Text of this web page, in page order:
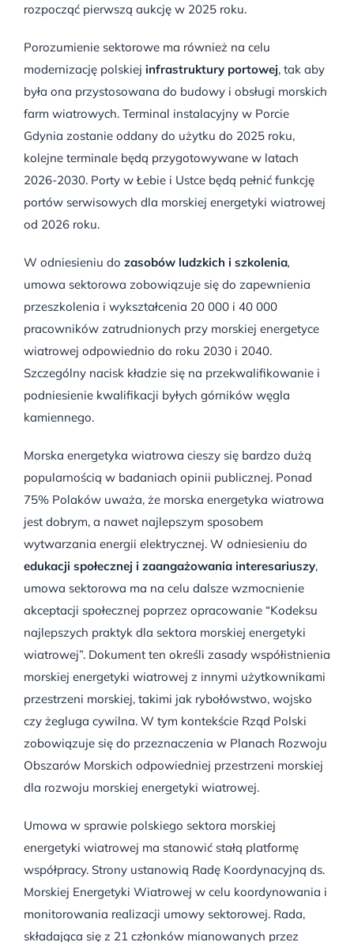
rozpocząć pierwszą aukcję w 2025 roku.
Porozumienie sektorowe ma również na celu
modernizację polskiej infrastruktury portowej, tak aby
była ona przystosowana do budowy i obsługi morskich
farm wiatrowych. Terminal instalacyjny w Porcie
Gdynia zostanie oddany do użytku do 2025 roku,
kolejne terminale będą przygotowywane w latach
2026-2030. Porty w Łebie i Ustce będą pełnić funkcję
portów serwisowych dla morskiej energetyki wiatrowej
od 2026 roku.
W odniesieniu do zasobów ludzkich i szkolenia,
umowa sektorowa zobowiązuje się do zapewnienia
przeszkolenia i wykształcenia 20 000 i 40 000
pracowników zatrudnionych przy morskiej energetyce
wiatrowej odpowiednio do roku 2030 i 2040.
Szczególny nacisk kładzie się na przekwalifikowanie i
podniesienie kwalifikacji byłych górników węgla
kamiennego.
Morska energetyka wiatrowa cieszy się bardzo dużą
popularnością w badaniach opinii publicznej. Ponad
75% Polaków uważa, że morska energetyka wiatrowa
jest dobrym, a nawet najlepszym sposobem
wytwarzania energii elektrycznej. W odniesieniu do
edukacji społecznej i zaangażowania interesariuszy,
umowa sektorowa ma na celu dalsze wzmocnienie
akceptacji społecznej poprzez opracowanie “Kodeksu
najlepszych praktyk dla sektora morskiej energetyki
wiatrowej”. Dokument ten określi zasady współistnienia
morskiej energetyki wiatrowej z innymi użytkownikami
przestrzeni morskiej, takimi jak rybołówstwo, wojsko
czy żegluga cywilna. W tym kontekście Rząd Polski
zobowiązuje się do przeznaczenia w Planach Rozwoju
Obszarów Morskich odpowiedniej przestrzeni morskiej
dla rozwoju morskiej energetyki wiatrowej.
Umowa w sprawie polskiego sektora morskiej
energetyki wiatrowej ma stanowić stałą platformę
współpracy. Strony ustanowią Radę Koordynacyjną ds.
Morskiej Energetyki Wiatrowej w celu koordynowania i
monitorowania realizacji umowy sektorowej. Rada,
składająca się z 21 członków mianowanych przez